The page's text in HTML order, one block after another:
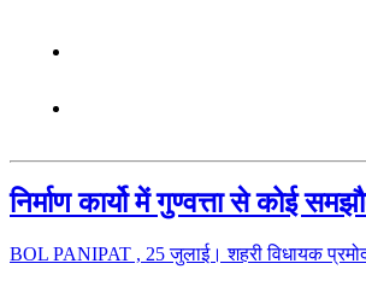
निर्माण कार्यो में गुण्वत्ता से कोई
BOL PANIPAT , 25 जुलाई। शहरी विधायक